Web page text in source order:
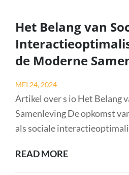
VAN
DE
S23
Het Belang van
de Moderne
Posted
on
MEI 24, 2024
Artikel over s io Het Belang
Samenleving De opkomst
als sociale
READ MOREHET